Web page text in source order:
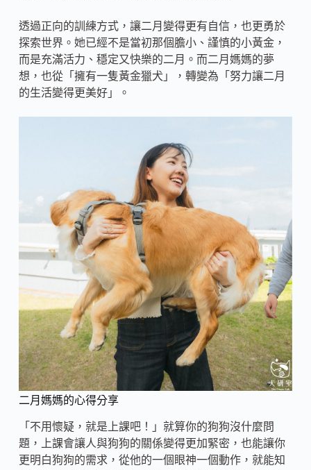
透過正向的訓練方式，讓二月變得更有自信，也更勇於
探索世界。她已經不是當初那個膽小、謹慎的小黃金，
而是充滿活力、穩定又快樂的二月。而二月媽媽的夢
想，也從「擁有一隻黃金獵犬」，轉變為「努力讓二月
的生活變得更美好」。
二月媽媽的心得分享
「不用懷疑，就是上課吧！」就算你的狗狗沒什麼問
題，上課會讓人與狗狗的關係變得更加緊密，也能讓你
更明白狗狗的需求，從他的一個眼神一個動作，就能知